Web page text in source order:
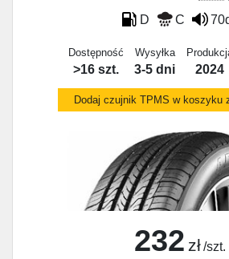
D C
Dostępność
>16 szt.
Wysyłka
3-5 dni 2024
Dodaj czujnik TPMS w koszyku
232 zł /szt.